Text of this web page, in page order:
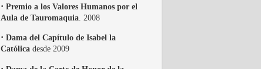
· Premio a los Valores Humanos por el
Aula de Tauromaquia . 2008
· Dama del Capítulo de Isabel la
Católica desde 2009